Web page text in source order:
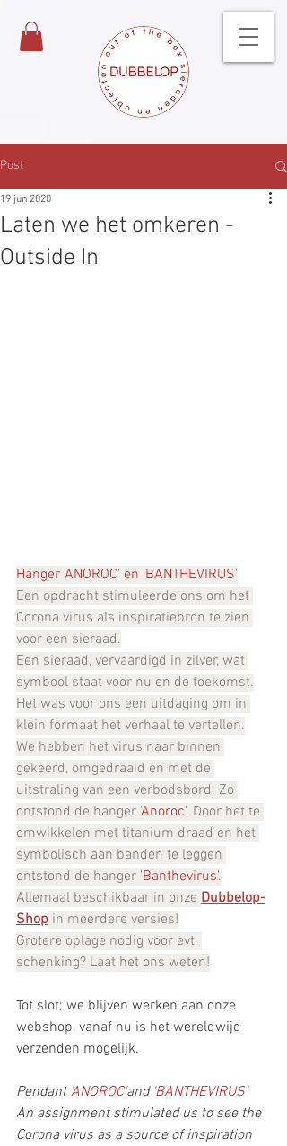
Post
Laten we het omkeren -
Outside In
19 jun 2020
Hanger 'ANOROC' en 'BANTHEVIRUS'
Een opdracht stimuleerde ons om het
Corona virus als inspiratiebron te zien
voor een sieraad.
Een sieraad, vervaardigd in zilver, wat
symbool staat voor nu en de toekomst.
Het was voor ons een uitdaging om in
klein formaat het verhaal te vertellen.
We hebben het virus naar binnen
gekeerd, omgedraaid en met de
uitstraling van een verbodsbord. Zo
ontstond de hanger 'Anoroc'. Door het te
omwikkelen met titanium draad en het
symbolisch aan banden te leggen
ontstond de hanger 'Banthevirus'.
Allemaal beschikbaar in onze Dubbelop-
Shop in meerdere versies!
Grotere oplage nodig voor evt.
schenking? Laat het ons weten!
Tot slot; we blijven werken aan onze
webshop, vanaf nu is het wereldwijd
verzenden mogelijk.
Pendant 'ANOROC'and 'BANTHEVIRUS'
An assignment stimulated us to see the
Corona virus as a source of inspiration